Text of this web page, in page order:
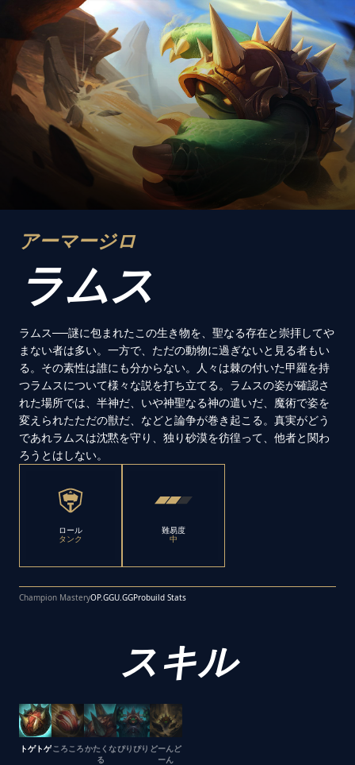
アーマージロ
ラムス
ラムス──謎に包まれたこの生き物を、聖なる存在と崇拝してや
まない者は多い。一方で、ただの動物に過ぎないと見る者もい
る。その素性は誰にも分からない。人々は棘の付いた甲羅を持
つラムスについて様々な説を打ち立てる。ラムスの姿が確認さ
れた場所では、半神だ、いや神聖なる神の遣いだ、魔術で姿を
変えられたただの獣だ、などと論争が巻き起こる。真実がどう
であれラムスは沈黙を守り、独り砂漠を彷徨って、他者と関わ
ろうとはしない。
ロール
タンク
難易度
中
Champion MasteryOP.GGU.GGProbuild Stats
スキル
トゲトゲ ころころかたくな
る
ぴりぴり どーんど
ーん